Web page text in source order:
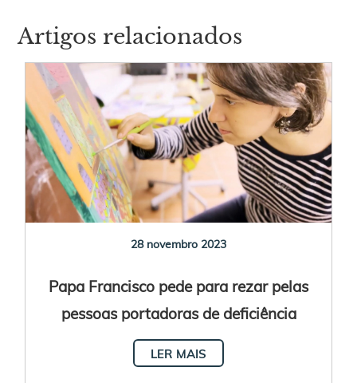
Artigos relacionados
28 novembro 2023
Papa Francisco pede para rezar pelas
pessoas portadoras de deficiência
LER MAIS